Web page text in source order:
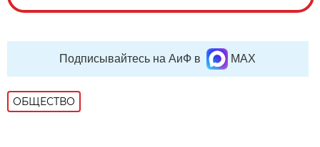
Подписывайтесь на АиФ в MAX
ОБЩЕСТВО